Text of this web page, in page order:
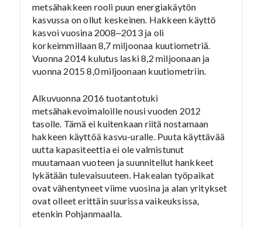
metsähakkeen rooli puun energiakäytön
kasvussa on ollut keskeinen. Hakkeen käyttö
kasvoi vuosina 2008‒2013 ja oli
korkeimmillaan 8,7 miljoonaa kuutiometriä.
Vuonna 2014 kulutus laski 8,2 miljoonaan ja
vuonna 2015 8,0 miljoonaan kuutiometriin.
Alkuvuonna 2016 tuotantotuki
metsähakevoimaloille nousi vuoden 2012
tasolle. Tämä ei kuitenkaan riitä nostamaan
hakkeen käyttöä kasvu-uralle. Puuta käyttävää
uutta kapasiteettia ei ole valmistunut
muutamaan vuoteen ja suunnitellut hankkeet
lykätään tulevaisuuteen. Hakealan työpaikat
ovat vähentyneet viime vuosina ja alan yritykset
ovat olleet erittäin suurissa vaikeuksissa,
etenkin Pohjanmaalla.